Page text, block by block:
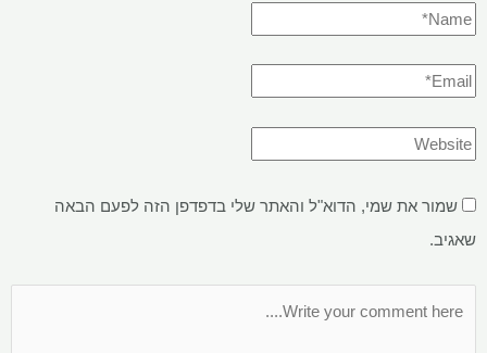
שמור את שמי, הדוא"ל והאתר שלי בדפדפן הזה לפעם הבאה
שאגיב.